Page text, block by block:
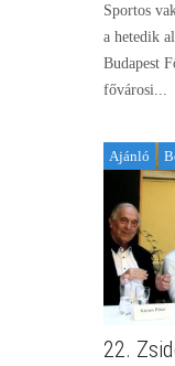
Sportos
a hetedik
Budapest
fővárosi...
Ajánló
22.